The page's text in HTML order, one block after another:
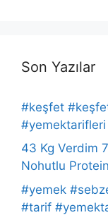
Son Yazılar
#keşfet
#yemektarifleri
43 Kg Verdim
Nohutlu
#yemek
#tarif